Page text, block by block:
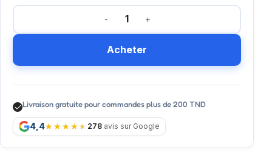
Acheter
Livraison gratuite pour commandes plus de 200 TND
4,4 278 avis sur Google